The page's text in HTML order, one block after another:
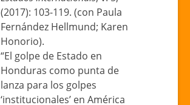
(2017): 103-119. (con Paula
Fernández Hellmund; Karen
Honorio).
“El golpe de Estado en
Honduras como punta de
lanza para los golpes
‘institucionales’ en América